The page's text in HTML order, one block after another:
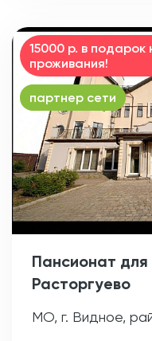
15000 р. в
проживания!
партнер сети
Пансионат
Расторгуево
МО, г. Видное,